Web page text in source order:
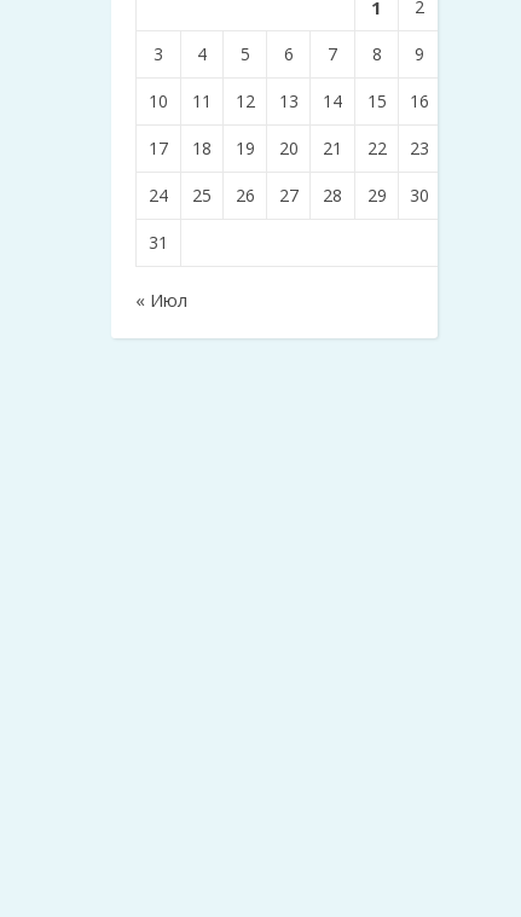
1 2
3 4 5 6 7 8 9
10 11 12 13 14 15 16
17 18 19 20 21 22 23
24 25 26 27 28 29 30
31
« Июл